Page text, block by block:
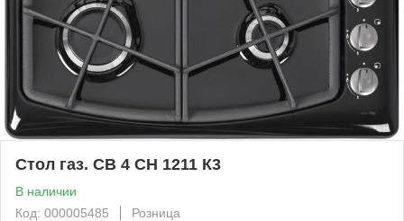
Стол газ. СВ 4 СН 1211 К3
В наличии
Код: 000005485
Розница